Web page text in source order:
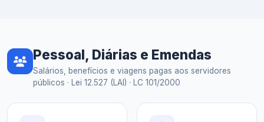
Pessoal, Diárias e Emendas
Salários, benefícios e viagens pagas aos servidores
públicos · Lei 12.527 (LAI) · LC 101/2000